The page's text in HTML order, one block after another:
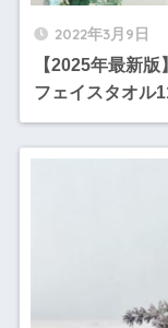
2022年3月9日
【2025年最新
フェイスタオル